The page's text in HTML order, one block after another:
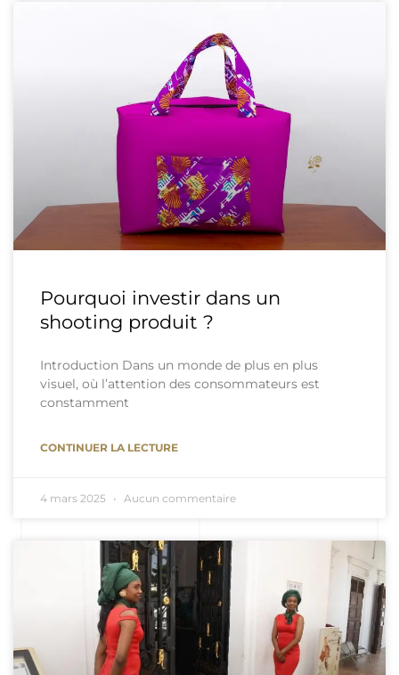
Pourquoi investir dans un
shooting produit ?
Introduction Dans un monde de plus en plus
visuel, où l’attention des consommateurs est
constamment
CONTINUER LA LECTURE
4 mars 2025 Aucun commentaire